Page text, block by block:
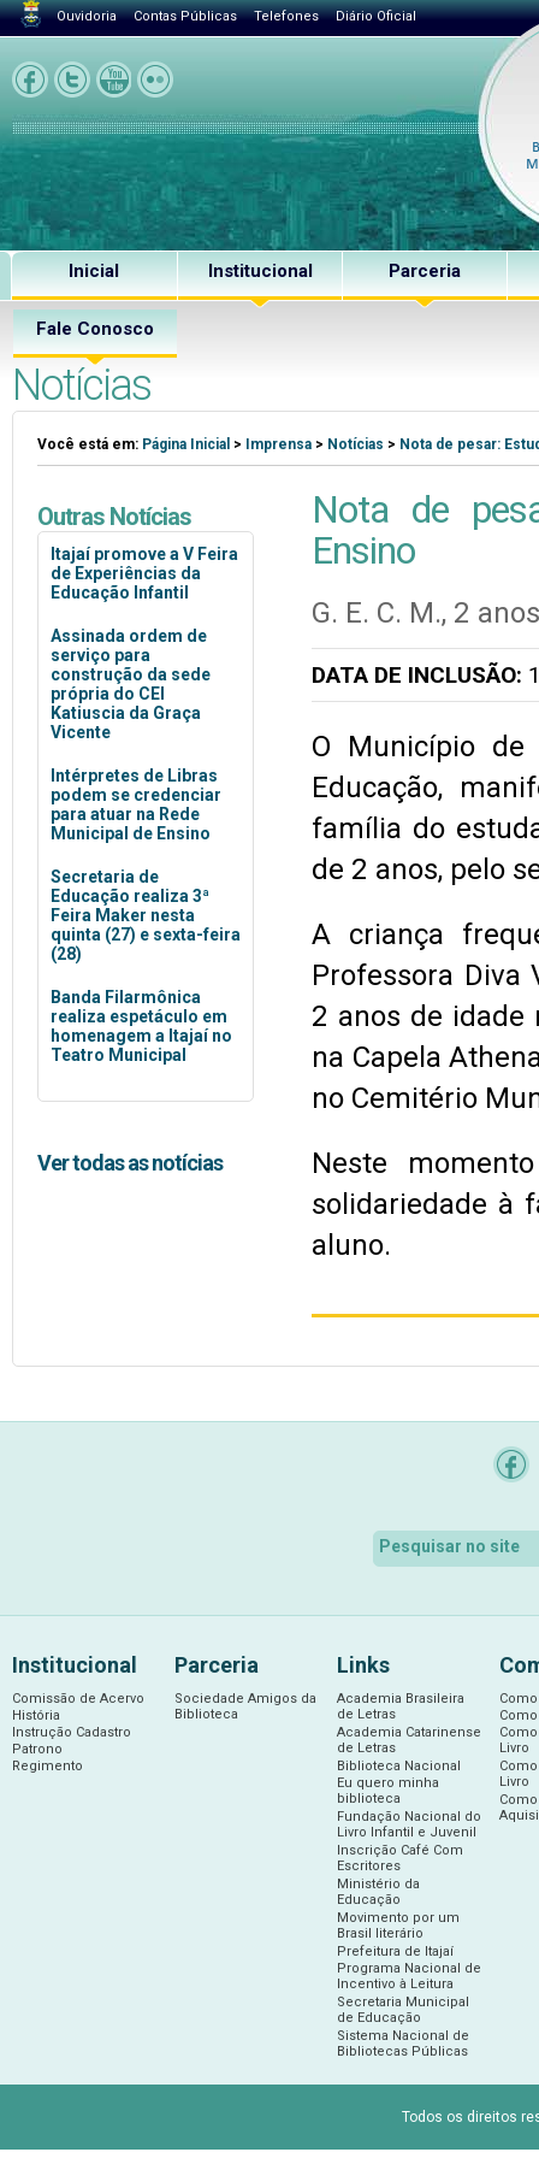
Ouvidoria Contas Públicas Telefones Diário Oficial
Inicial Institucional Parceria
Fale Conosco
Notícias
Você está em: Página Inicial > Imprensa > Notícias > Nota de pesar:
Outras Notícias
Itajaí promove a V Feira
de Experiências da
Educação Infantil
Assinada ordem de
serviço para
construção da sede
própria do CEI
Katiuscia da Graça
Vicente
Intérpretes de Libras
podem se credenciar
para atuar na Rede
Municipal de Ensino
Secretaria de
Educação realiza 3ª
Feira Maker nesta
quinta (27) e sexta-feira
(28)
Banda Filarmônica
realiza espetáculo em
homenagem a Itajaí no
Teatro Municipal
Ver todas as notícias
Nota de
Ensino
G. E. C. M., 2 anos
DATA DE INCLUSÃO:
O Município
Educação,
família do
de 2 anos, pelo
A criança
Professora Diva
2 anos de idade
na Capela
no Cemitério
Neste
solidariedade à
aluno.
Institucional
Comissão de Acervo
História
Instrução Cadastro
Patrono
Regimento
Parceria
Sociedade Amigos da
Biblioteca
Links
Academia Brasileira
de Letras
Academia Catarinense
de Letras
Biblioteca Nacional
Eu quero minha
biblioteca
Fundação Nacional do
Livro Infantil e Juvenil
Inscrição Café Com
Escritores
Ministério da
Educação
Movimento por um
Brasil literário
Prefeitura de Itajaí
Programa Nacional de
Incentivo à Leitura
Secretaria Municipal
de Educação
Sistema Nacional de
Bibliotecas Públicas
Livro
Livro
Todos os direitos